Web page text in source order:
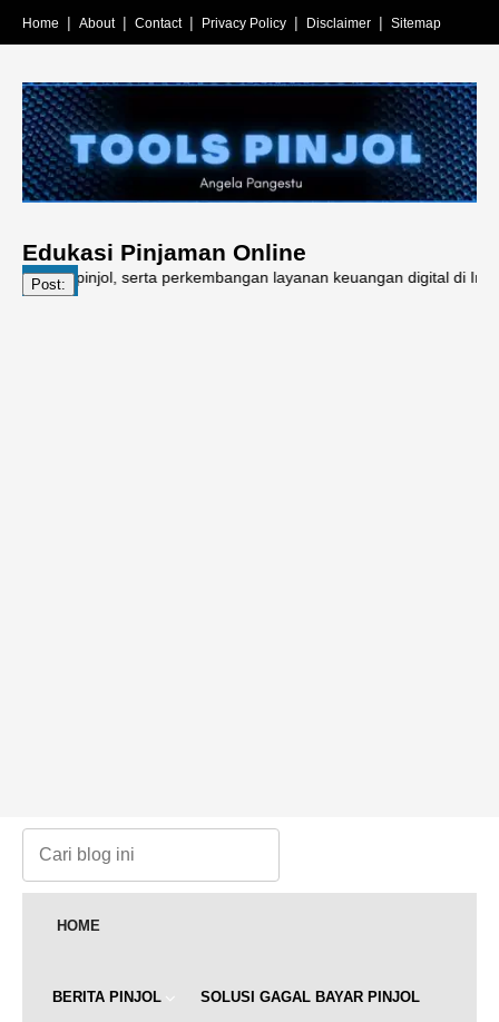
Home About Contact Privacy Policy Disclaimer Sitemap
Edukasi Pinjaman Online
Post:serta perkembangan layanan keuangan digital di Indonesia.
HOME
BERITA PINJOL SOLUSI GAGAL BAYAR PINJOL